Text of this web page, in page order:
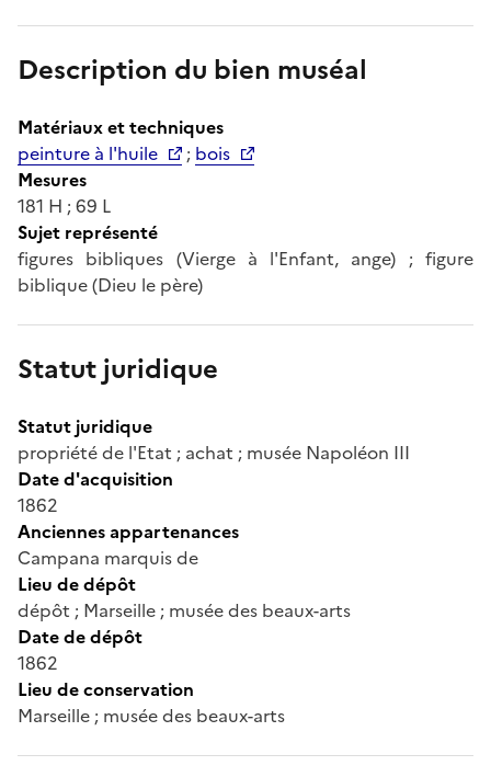
Description du bien muséal
Matériaux et techniques
peinture à l'huile
; bois
Mesures
181 H ; 69 L
Sujet représenté
figures bibliques (Vierge à l'Enfant, ange) ; figure
biblique (Dieu le père)
Statut juridique
Statut juridique
propriété de l'Etat ; achat ; musée Napoléon III
Date d'acquisition
1862
Anciennes appartenances
Campana marquis de
Lieu de dépôt
dépôt ; Marseille ; musée des beaux-arts
Date de dépôt
1862
Lieu de conservation
Marseille ; musée des beaux-arts